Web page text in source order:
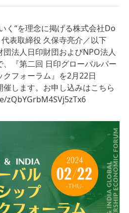
く“を理念に掲げる株式会社Do
表取締役 久保寺亮介／以下
団法人日印財団およびNPO法人
『第二回 日印グローバルパー
クフォーラム』を2月22日
催します。お申し込みはこちら